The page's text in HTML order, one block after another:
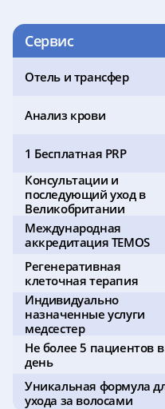
Сервис
Отель и трансфер
Анализ крови
1 Бесплатная PRP
Консультации и
последующий уход в
Великобритании
Международная
аккредитация TEMOS
Регенеративная
клеточная терапия
Индивидуально
назначенные услуги
медсестер
Не более 5 пациентов в
день
Уникальная формула
ухода за волосами